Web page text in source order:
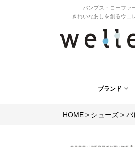
パンプス・ローファ
きれいなあしを創るウェ
ブランド
HOME シューズ バ